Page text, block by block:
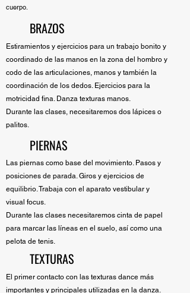
cuerpo.
BRAZOS
Estiramientos y ejercicios para un trabajo bonito y
coordinado de las manos en la zona del hombro y
codo de las articulaciones, manos y también la
coordinación de los dedos. Ejercicios para la
motricidad fina. Danza texturas manos.
Durante las clases, necesitaremos dos lápices o
palitos.
PIERNAS
Las piernas como base del movimiento. Pasos y
posiciones de parada. Giros y ejercicios de
equilibrio. Trabaja con el aparato vestibular y
visual focus.
Durante las clases necesitaremos cinta de papel
para marcar las líneas en el suelo, así como una
pelota de tenis.
TEXTURAS
El primer contacto con las texturas dance más
importantes y principales utilizadas en la danza.